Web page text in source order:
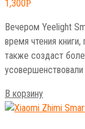
Вечером Yeelight
время чтения
также создаст
В корзину